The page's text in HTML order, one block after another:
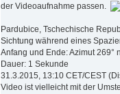
der Videoaufnahme passen.
Pardubice, Tschechische
Sichtung während eines
Anfang und Ende: Azimut 269°
Dauer: 1 Sekunde
31.3.2015, 13:10 CET/CEST
Video ist vielleicht mit der